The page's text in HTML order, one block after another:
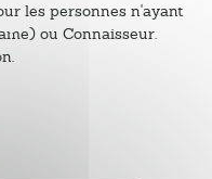
les personnes n'ayant
ou Connaisseur.